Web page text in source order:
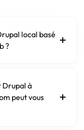
local basé
?
Drupal à
peut vous